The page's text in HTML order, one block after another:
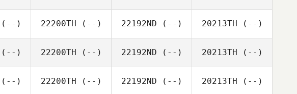
(--) 22200TH (--) 22192ND (--) 20213TH (--)
(--) 22200TH (--) 22192ND (--) 20213TH (--)
(--) 22200TH (--) 22192ND (--) 20213TH (--)